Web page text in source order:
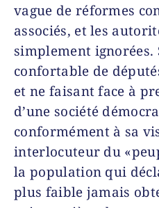
vague de réformes
associés, et les
simplement
confortable de
et ne faisant face à
d’une société
conformément à sa
interlocuteur du
la population qui
plus faible jamais